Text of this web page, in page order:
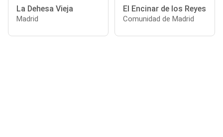
La Dehesa Vieja
Madrid
El Encinar de los Reyes
Comunidad de Madrid